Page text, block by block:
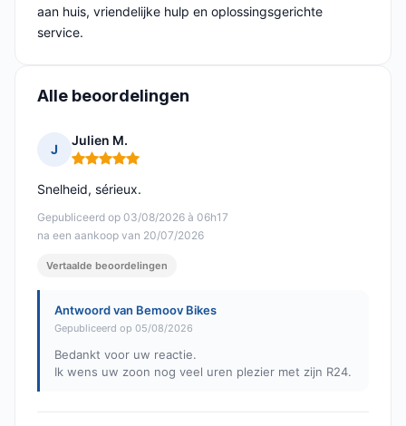
aan huis, vriendelijke hulp en oplossingsgerichte
service.
Alle beoordelingen
J
Julien M.
Opmerking: 5 van 5
Gepubliceerd op 03/08/2026 à 06h17
na een aankoop van 20/07/2026
Snelheid, sérieux.
Vertaalde beoordelingen
Antwoord van Bemoov Bikes
Gepubliceerd op 05/08/2026
Bedankt voor uw reactie.
Ik wens uw zoon nog veel uren plezier met zijn R24.